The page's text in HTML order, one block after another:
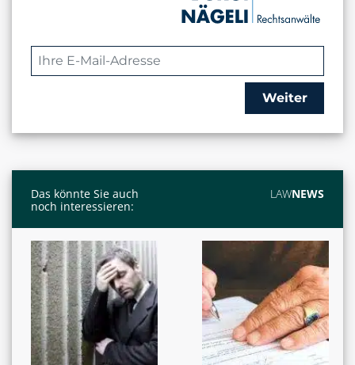
Weiter
Das könnte Sie auch
noch interessieren:
LAWNEWS